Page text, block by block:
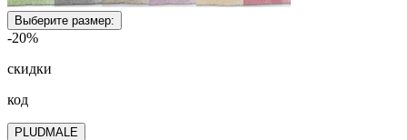
Выберите размер:
-20%
скидки
код
PLUDMALE